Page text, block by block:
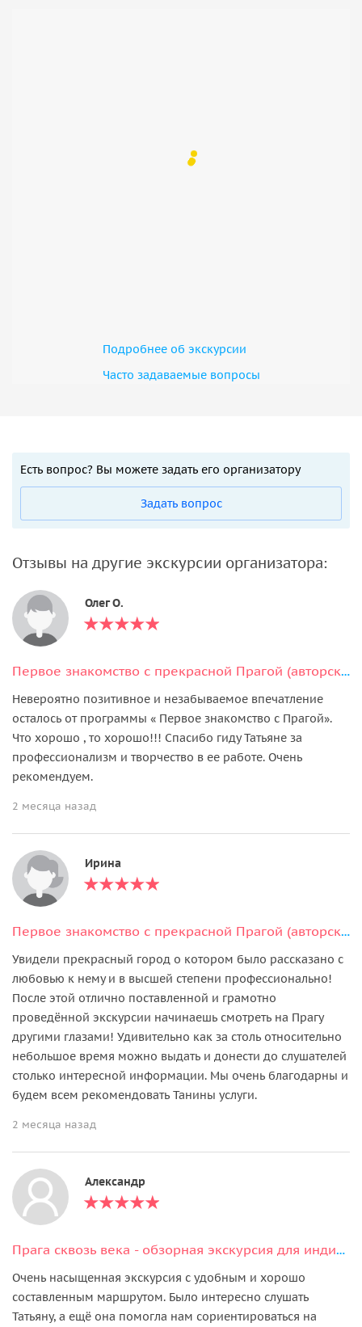
Подробнее об экскурсии
Часто задаваемые вопросы
Есть вопрос? Вы можете задать его организатору
Задать вопрос
Отзывы на другие экскурсии организатора:
Олег О.
Первое знакомство с прекрасной Прагой (авторская экскурсия)
Невероятно позитивное и незабываемое впечатление
осталось от программы « Первое знакомство с Прагой».
Что хорошо , то хорошо!!! Спасибо гиду Татьяне за
профессионализм и творчество в ее работе. Очень
рекомендуем.
2 месяца назад
Ирина
Первое знакомство с прекрасной Прагой (авторская экскурсия)
Увидели прекрасный город о котором было рассказано с
любовью к нему и в высшей степени профессионально!
После этой отлично поставленной и грамотно
проведённой экскурсии начинаешь смотреть на Прагу
другими глазами! Удивительно как за столь относительно
небольшое время можно выдать и донести до слушателей
столько интересной информации. Мы очень благодарны и
будем всем рекомендовать Танины услуги.
2 месяца назад
Александр
Прага сквозь века - обзорная экскурсия для индивидуалов
Очень насыщенная экскурсия с удобным и хорошо
составленным маршрутом. Было интересно слушать
Татьяну, а ещё она помогла нам сориентироваться на